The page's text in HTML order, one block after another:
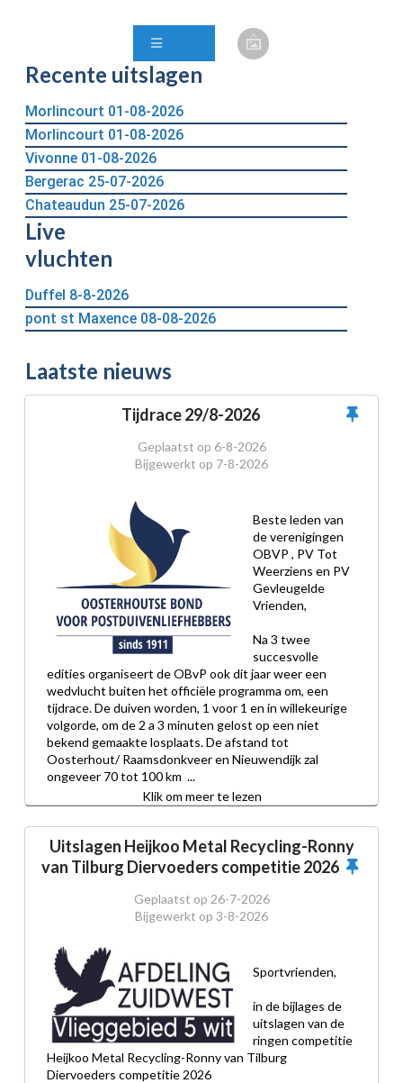
Recente uitslagen
Morlincourt 01-08-2026
Morlincourt 01-08-2026
Vivonne 01-08-2026
Bergerac 25-07-2026
Chateaudun 25-07-2026
Live
vluchten
Duffel 8-8-2026
pont st Maxence 08-08-2026
Laatste nieuws
Tijdrace 29/8-2026
Geplaatst op 6-8-2026
Bijgewerkt op 7-8-2026
Beste leden van
de verenigingen
OBVP , PV Tot
Weerziens en PV
Gevleugelde
Vrienden,
Na 3 twee
succesvolle
edities organiseert de OBvP ook dit jaar weer een
wedvlucht buiten het officiële programma om, een
tijdrace. De duiven worden, 1 voor 1 en in willekeurige
volgorde, om de 2 a 3 minuten gelost op een niet
bekend gemaakte losplaats. De afstand tot
Oosterhout/ Raamsdonkveer en Nieuwendijk zal
ongeveer 70 tot 100 km  ...
Klik om meer te lezen
Uitslagen Heijkoo Metal Recycling-Ronny
van Tilburg Diervoeders competitie 2026
Geplaatst op 26-7-2026
Bijgewerkt op 3-8-2026
Sportvrienden,
in de bijlages de
uitslagen van de
ringen competitie
Heijkoo Metal Recycling-Ronny van Tilburg
Diervoeders competitie 2026